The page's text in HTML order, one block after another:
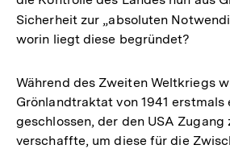
Sicherheit zur „absoluten
worin liegt diese begründet?
Während des Zweiten Weltkriegs
Grönlandtraktat von 1941 erstmals
geschlossen, der den USA Zugang
verschaffte, um diese für die